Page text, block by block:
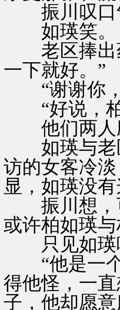
振川叹口气
如瑛笑。
老区捧出药
一下就好。”
“谢谢你，
“好说，柏
他们两人
如瑛与老区
访的女客冷
显，如瑛没
振川想，可
或许柏如瑛
只见如瑛喝
“他是一个
得他怪，一
子，他却愿